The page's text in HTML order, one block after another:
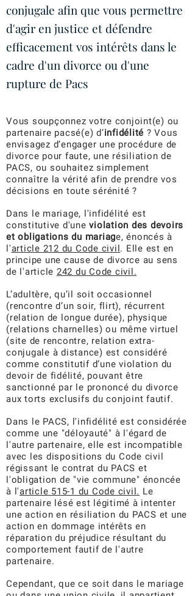
conjugale afin que vous permettre
d'agir en justice et défendre
efficacement vos intérêts dans le
cadre d'un divorce ou d'une
rupture de Pacs
Vous soupçonnez votre conjoint(e) ou
partenaire pacsé(e) d’infidélité ? Vous
envisagez d’engager une procédure de
divorce pour faute, une résiliation de
PACS, ou souhaitez simplement
connaître la vérité afin de prendre vos
décisions en toute sérénité ?
Dans le mariage, l'infidélité est
constitutive d'une violation des devoirs
et obligations du mariage, énoncés à
l'article 212 du Code civil. Elle est en
principe une cause de divorce au sens
de l'article 242 du Code civil.
L’adultère, qu’il soit occasionnel
(rencontre d’un soir, flirt), récurrent
(relation de longue durée), physique
(relations charnelles) ou même virtuel
(site de rencontre, relation extra-
conjugale à distance) est considéré
comme constitutif d’une violation du
devoir de fidélité, pouvant être
sanctionné par le prononcé du divorce
aux torts exclusifs du conjoint fautif.
Dans le PACS, l'infidélité est considérée
comme une "déloyauté" à l'égard de
l'autre partenaire, elle est incompatible
avec les dispositions du Code civil
régissant le contrat du PACS et
l'obligation de "vie commune" énoncée
à l'article 515-1 du Code civil. Le
partenaire lésé est légitimé à intenter
une action en résiliation du PACS et une
action en dommage intérêts en
réparation du préjudice résultant du
comportement fautif de l'autre
partenaire.
Cependant, que ce soit dans le mariage